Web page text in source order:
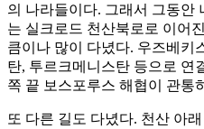
의 나라들이다. 그래서 그동안
는 실크로드 천산북로로 이어
큼이나 많이 다녔다. 우즈베키
탄, 투르크메니스탄 등으로 연
쪽 끝 보스포루스 해협이 관통
또 다른 길도 다녔다. 천산 아